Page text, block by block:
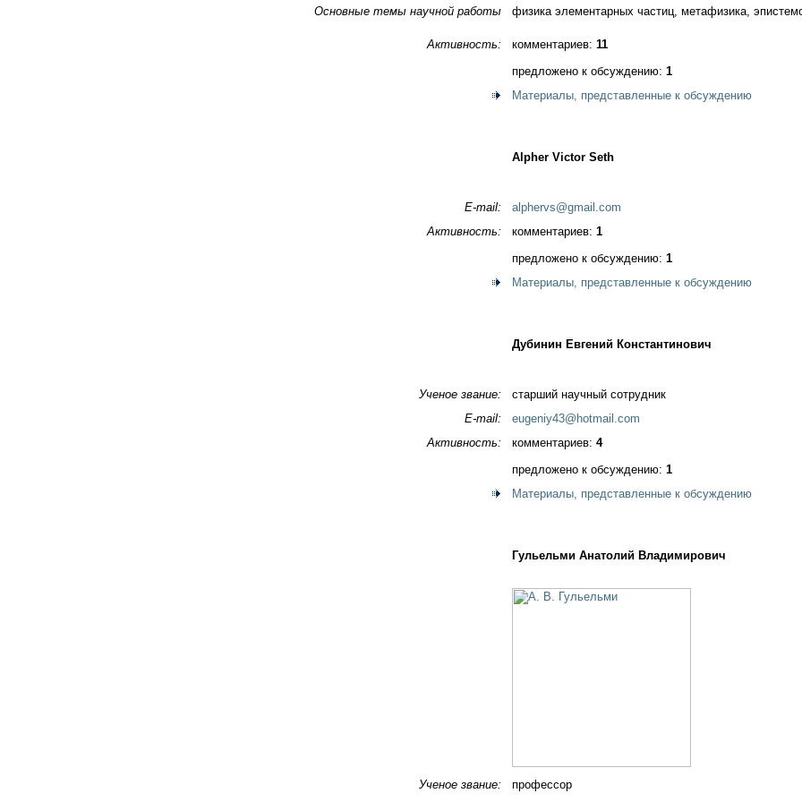
Основные темы научной работы
физика элементарных частиц, метафизика,
Активность: комментариев: 11
предложено к обсуждению: 1
Материалы, представленные к обсуждению
Alpher Victor Seth
E-mail:
alphervs@gmail.com
Активность:
комментариев: 1
предложено к обсуждению: 1
Материалы, представленные к обсуждению
Дубинин Евгений Константинович
Ученое звание:
старший научный сотрудник
E-mail:
eugeniy43@hotmail.com
Активность:
комментариев: 4
предложено к обсуждению: 1
Материалы, представленные к обсуждению
Гульельми Анатолий Владимирович
Ученое звание: профессор